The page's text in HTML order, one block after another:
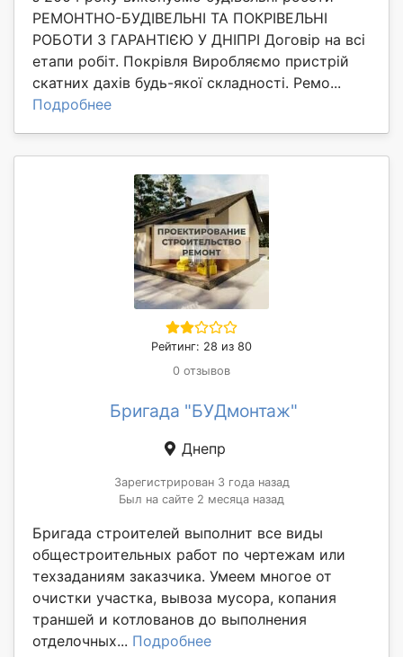
РЕМОНТНО-БУДІВЕЛЬНІ ТА ПОКРІВЕЛЬНІ
РОБОТИ З ГАРАНТІЄЮ У ДНІПРІ Договір на всі
етапи робіт. Покрівля Виробляємо пристрій
скатних дахів будь-якої складності. Ремо...
Подробнее
Рейтинг: 28 из 80
0 отзывов
Бригада "БУДмонтаж"
Днепр
Зарегистрирован 3 года назад
Был на сайте 2 месяца назад
Бригада строителей выполнит все виды
общестроительных работ по чертежам или
техзаданиям заказчика. Умеем многое от
очистки участка, вывоза мусора, копания
траншей и котлованов до выполнения
отделочных... Подробнее